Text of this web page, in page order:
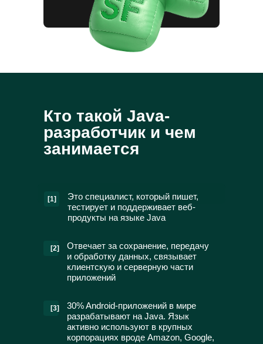
[1]
Это специалист, который пишет,
тестирует и поддерживает веб-
продукты на языке Java
Кто такой Java-
разработчик и чем
занимается
[2]
Отвечает за сохранение, передачу
и обработку данных, связывает
клиентскую и серверную части
приложений
[3]
30% Android-приложений в мире
разрабатывают на Javа. Язык
активно используют в крупных
корпорациях вроде Amazon, Google,